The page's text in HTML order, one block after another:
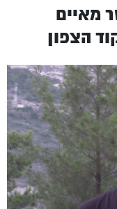
מאיים
הצפון